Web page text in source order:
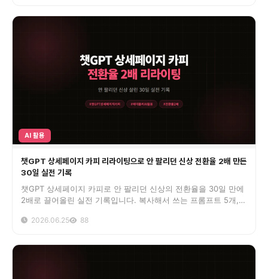
AI 활용
챗GPT 상세페이지 카피 리라이팅으로 안 팔리던 신상 전환율 2배 만든
30일 실전 기록
챗GPT 상세페이지 카피로 안 팔리던 신상의 전환율을 30일 만에
2배로 끌어올린 실전 기록입니다. 복사해서 쓰는 프롬프트 5개,
2026.06.25 88